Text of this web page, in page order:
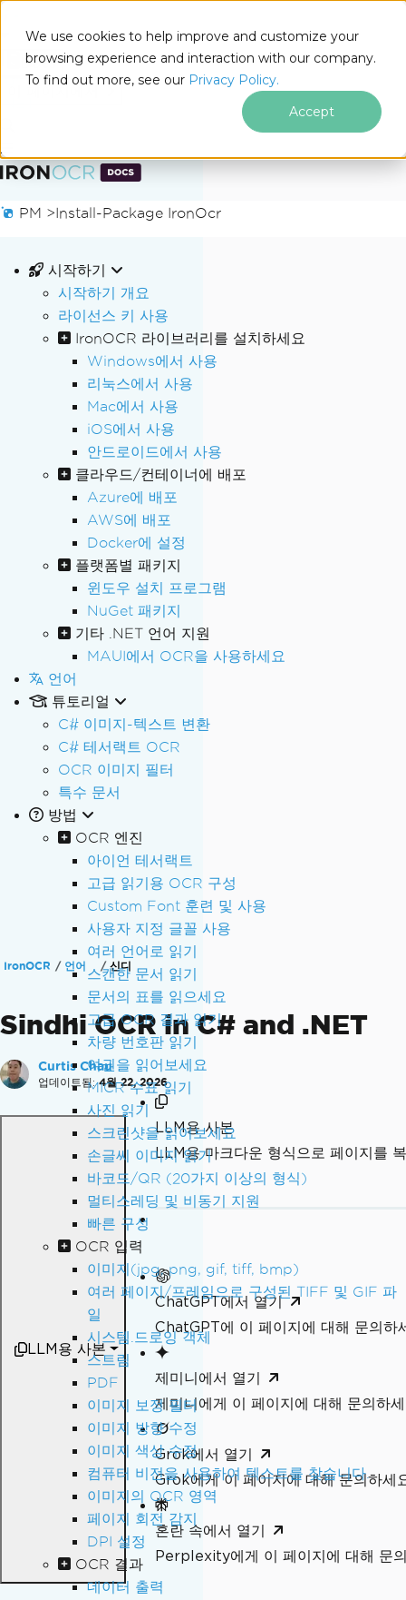
We use cookies to help improve and customize your
browsing experience and interaction with our company.
To find out more, see our Privacy Policy.
Accept
푸터 콘텐츠로 바로가기
Docs
PM >Install-Package IronOcr
시작하기
시작하기 개요
라이선스 키 사용
IronOCR 라이브러리를 설치하세요
Windows에서 사용
리눅스에서 사용
Mac에서 사용
iOS에서 사용
안드로이드에서 사용
클라우드/컨테이너에 배포
Azure에 배포
AWS에 배포
Docker에 설정
플랫폼별 패키지
윈도우 설치 프로그램
NuGet 패키지
기타 .NET 언어 지원
MAUI에서 OCR을 사용하세요
언어
튜토리얼
C# 이미지-텍스트 변환
C# 테서랙트 OCR
OCR 이미지 필터
특수 문서
방법
OCR 엔진
아이언 테서랙트
고급 읽기용 OCR 구성
Custom Font 훈련 및 사용
사용자 지정 글꼴 사용
여러 언어로 읽기
스캔한 문서 읽기
문서의 표를 읽으세요
고급 OCR 결과 읽기
차량 번호판 읽기
여권을 읽어보세요
MICR 수표 읽기
사진 읽기
스크린샷을 읽어보세요
손글씨 이미지 읽기
바코드/QR (20가지 이상의 형식)
멀티스레딩 및 비동기 지원
빠른 구성
OCR 입력
이미지(jpg, png, gif, tiff, bmp)
여러 페이지/프레임으로 구성된 TIFF 및 GIF 파
일
시스템.드로잉 객체
스트림
PDF
이미지 보정 필터
이미지 방향 수정
이미지 색상 수정
컴퓨터 비전을 사용하여 텍스트를 찾습니다.
이미지의 OCR 영역
페이지 회전 감지
DPI 설정
OCR 결과
데이터 출력
IronOCR 언어 신디
Sindhi OCR in C# and .NET
Curtis Chau
업데이트됨: 4월 22, 2026
LLM용 사본
LLM용 사본
LLM용 마크다운 형식으로 페이지를
ChatGPT에서 열기
ChatGPT에 이 페이지에 대해 문의하
제미니에서 열기
제미니에게 이 페이지에 대해 문의하
Grok에서 열기
Grok에게 이 페이지에 대해 문의하세
혼란 속에서 열기
Perplexity에게 이 페이지에 대해 문